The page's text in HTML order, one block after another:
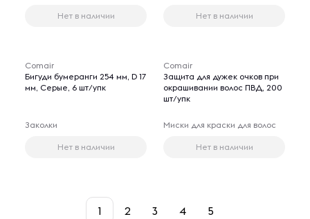
Нет в наличии Нет в наличии
Comair
Бигуди бумеранги 254 мм, D 17
мм, Серые, 6 шт/упк
Заколки
Нет в наличии
Comair
Защита для дужек очков при
окрашивании волос ПВД, 200
шт/упк
Миски для краски для волос
Нет в наличии
1 2 3 4 5